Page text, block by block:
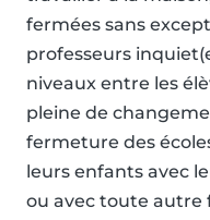
fermées sans
professeurs
niveaux entre les
pleine de
fermeture des
leurs enfants avec
ou avec toute autre